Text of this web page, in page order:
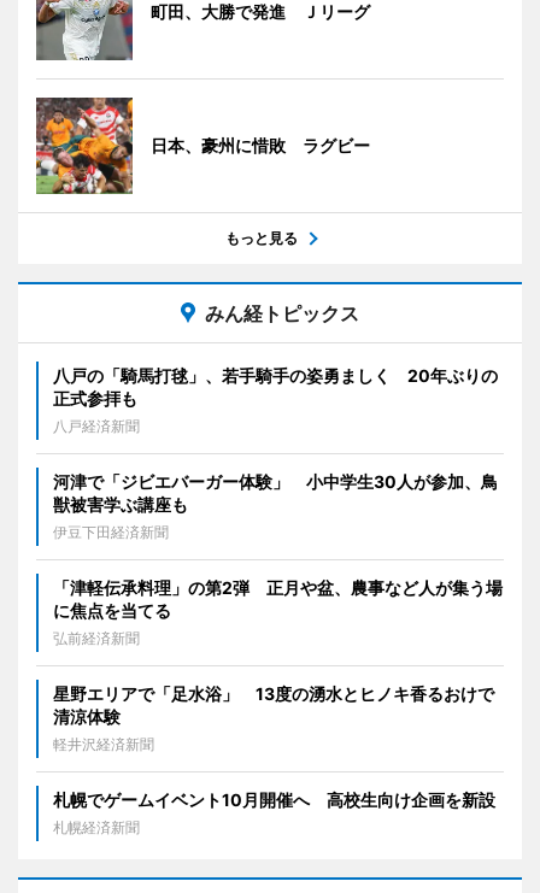
町田、大勝で発進 Ｊリーグ
日本、豪州に惜敗 ラグビー
もっと見る
みん経トピックス
八戸の「騎馬打毬」、若手騎手の姿勇ましく 20年ぶりの
正式参拝も
八戸経済新聞
河津で「ジビエバーガー体験」 小中学生30人が参加、鳥
獣被害学ぶ講座も
伊豆下田経済新聞
「津軽伝承料理」の第2弾 正月や盆、農事など人が集う場
に焦点を当てる
弘前経済新聞
星野エリアで「足水浴」 13度の湧水とヒノキ香るおけで
清涼体験
軽井沢経済新聞
札幌でゲームイベント10月開催へ 高校生向け企画を新設
札幌経済新聞